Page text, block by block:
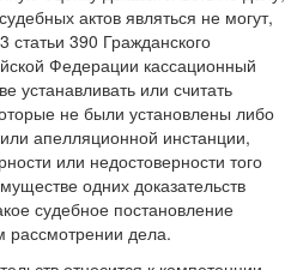
актов являться не могут,
статьи 390 Гражданского
Федерации кассационный
устанавливать или считать
не были установлены либо
апелляционной инстанции,
или недостоверности того
одних доказательств
судебное постановление
рассмотрении дела.